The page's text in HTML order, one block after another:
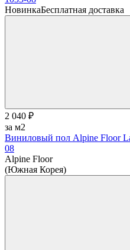
НовинкаБесплатная доставка
2 040 ₽
за м2
Виниловый пол Alpine Floor
08
Alpine Floor
(Южная Корея)